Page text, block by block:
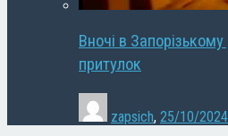
Вночі в
притулок
zapsich, 25/10/2024